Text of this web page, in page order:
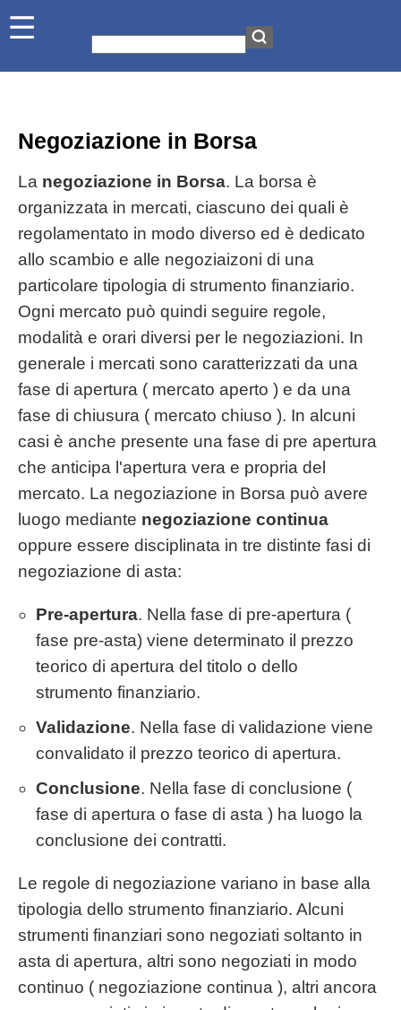
Negoziazione in Borsa
La negoziazione in Borsa. La borsa è
organizzata in mercati, ciascuno dei quali è
regolamentato in modo diverso ed è dedicato
allo scambio e alle negoziaizoni di una
particolare tipologia di strumento finanziario.
Ogni mercato può quindi seguire regole,
modalità e orari diversi per le negoziazioni. In
generale i mercati sono caratterizzati da una
fase di apertura ( mercato aperto ) e da una
fase di chiusura ( mercato chiuso ). In alcuni
casi è anche presente una fase di pre apertura
che anticipa l'apertura vera e propria del
mercato. La negoziazione in Borsa può avere
luogo mediante negoziazione continua
oppure essere disciplinata in tre distinte fasi di
negoziazione di asta:
Pre-apertura. Nella fase di pre-apertura (
fase pre-asta) viene determinato il prezzo
teorico di apertura del titolo o dello
strumento finanziario.
Validazione. Nella fase di validazione viene
convalidato il prezzo teorico di apertura.
Conclusione. Nella fase di conclusione (
fase di apertura o fase di asta ) ha luogo la
conclusione dei contratti.
Le regole di negoziazione variano in base alla
tipologia dello strumento finanziario. Alcuni
strumenti finanziari sono negoziati soltanto in
asta di apertura, altri sono negoziati in modo
continuo ( negoziazione continua ), altri ancora